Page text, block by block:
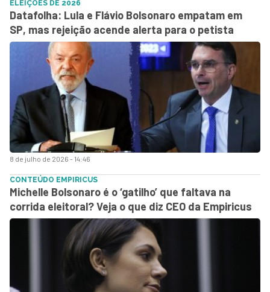
8 de julho de 2026 - 14:46
ELEIÇÕES DE 2026
Datafolha: Lula e Flávio Bolsonaro empatam em
SP, mas rejeição acende alerta para o petista
CONTEÚDO EMPIRICUS
Michelle Bolsonaro é o ‘gatilho’ que faltava na
corrida eleitoral? Veja o que diz CEO da Empiricus